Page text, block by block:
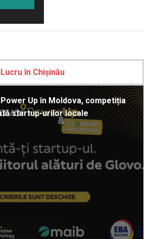
Lucru în Chișinău
Up în Moldova, competiția
startup-urilor locale